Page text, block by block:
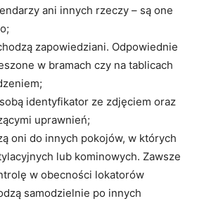
ani innych rzeczy – są one
zapowiedziani. Odpowiednie
w bramach czy na tablicach
identyfikator ze zdjęciem oraz
uprawnień;
oni do innych pokojów, w których
lub kominowych. Zawsze
w obecności lokatorów
samodzielnie po innych